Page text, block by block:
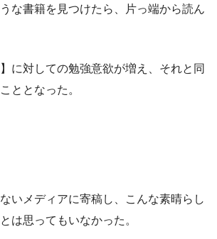
な書籍を見つけたら、片っ端から読ん
に対しての勉強意欲が増え、それと同
ととなった。
いメディアに寄稿し、こんな素晴らし
は思ってもいなかった。